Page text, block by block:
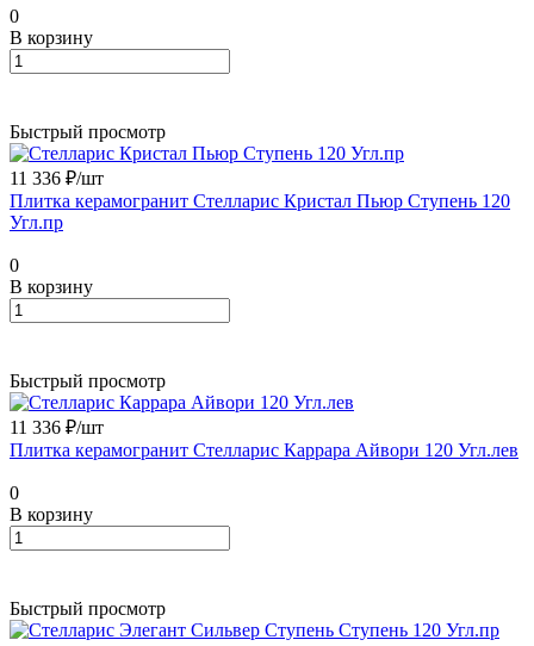
0
В корзину
Быстрый просмотр
11 336 ₽/шт
Плитка керамогранит Стелларис Кристал Пьюр Ступень 120
Угл.пр
0
В корзину
Быстрый просмотр
11 336 ₽/шт
Плитка керамогранит Стелларис Каррара Айвори 120 Угл.лев
0
В корзину
Быстрый просмотр